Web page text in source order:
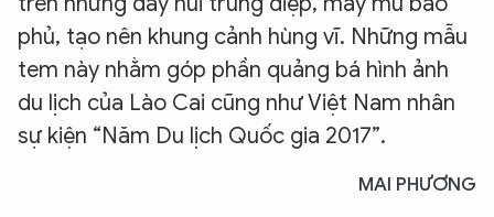
phủ, tạo nên khung cảnh hùng vĩ. Những mẫu
tem này nhằm góp phần quảng bá hình ảnh
du lịch của Lào Cai cũng như Việt Nam nhân
sự kiện “Năm Du lịch Quốc gia 2017”.
MAI PHƯƠNG